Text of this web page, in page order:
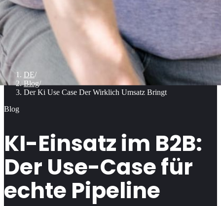
DE/
Blog/
Der Ki Use Case Der Wirklich Umsatz Bringt
Blog
KI-Einsatz im B2B:
Der Use-Case für
echte Pipeline